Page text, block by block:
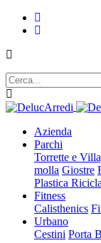
Azienda
Parchi
Torrette e
molla Giostre
Plastica
Fitness
Calisthenics
Urbano
Cestini Porta